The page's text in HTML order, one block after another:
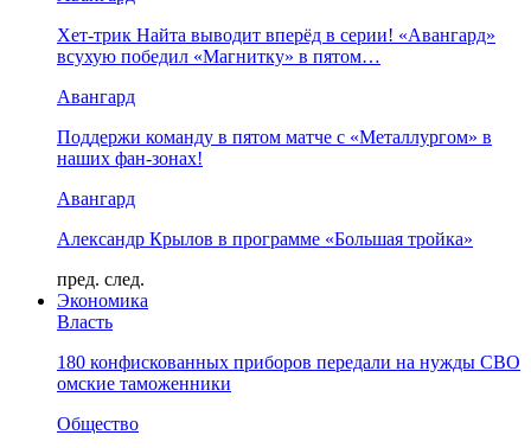
Хет-трик Найта выводит вперёд в серии! «Авангард»
всухую победил «Магнитку» в пятом…
Авангард
Поддержи команду в пятом матче с «Металлургом» в
наших фан-зонах!
Авангард
Александр Крылов в программе «Большая тройка»
пред. след.
Экономика
Власть
180 конфискованных приборов передали на нужды СВО
омские таможенники
Общество